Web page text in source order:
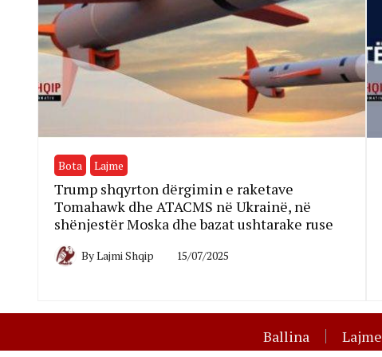
Bota Lajme
Trump shqyrton dërgimin e raketave
Tomahawk dhe ATACMS në Ukrainë, në
shënjestër Moska dhe bazat ushtarake ruse
ByLajmi Shqip 15/07/2025
Ballina Lajme